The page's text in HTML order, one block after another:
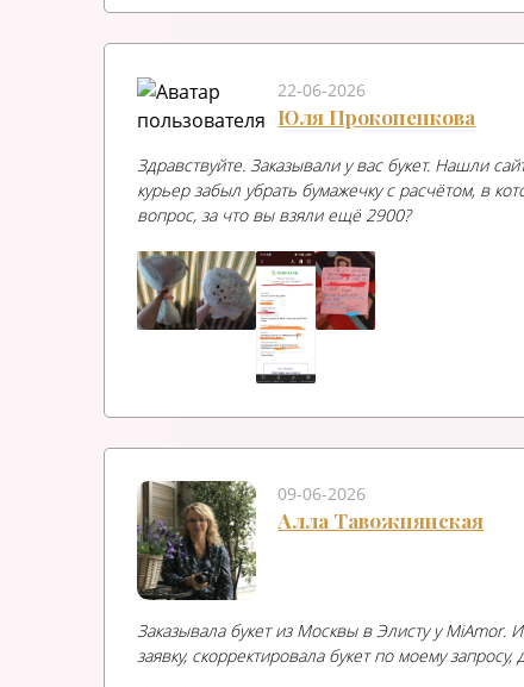
22-06-2026
Юля Прокопенкова
Здравствуйте. Заказывали у вас букет. Нашли
курьер забыл убрать бумажечку с расчётом, в
вопрос, за что вы взяли ещё 2900?
09-06-2026
Алла Тавожнянская
Заказывала букет из Москвы в Элисту у
заявку, скорректировала букет по моему